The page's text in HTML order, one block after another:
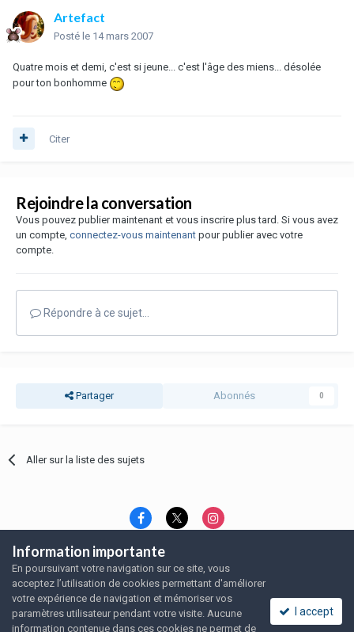
Artefact
Posté le 14 mars 2007
Quatre mois et demi, c'est si jeune... c'est l'âge des miens... désolée
pour ton bonhomme
Citer
Rejoindre la conversation
Vous pouvez publier maintenant et vous inscrire plus tard. Si vous avez
un compte, connectez-vous maintenant pour publier avec votre
compte.
Répondre à ce sujet…
Partager Abonnés 0
Aller sur la liste des sujets
Langue Thème
Politique de confidentialité
Nous contacter
Nous contacter
SRFA, l'association des amoureux du rat domestique
Powered by Invision Community
Information importante
En poursuivant votre navigation sur ce site, vous
acceptez l’utilisation de cookies permettant d'améliorer
votre expérience de navigation et mémoriser vos
paramètres utilisateur pendant votre visite. Aucune
information contenue dans ces cookies ne permet de
I accept